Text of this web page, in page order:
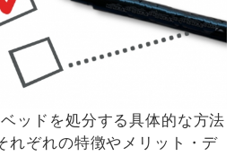
ッドを処分する具体的な方法
れぞれの特徴やメリット・デ